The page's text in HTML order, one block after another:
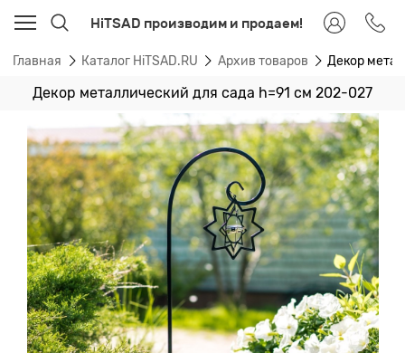
HiTSAD производим и продаем!
Главная Каталог HiTSAD.RU Архив товаров Декор
Декор металлический для сада h=91 см 202-027